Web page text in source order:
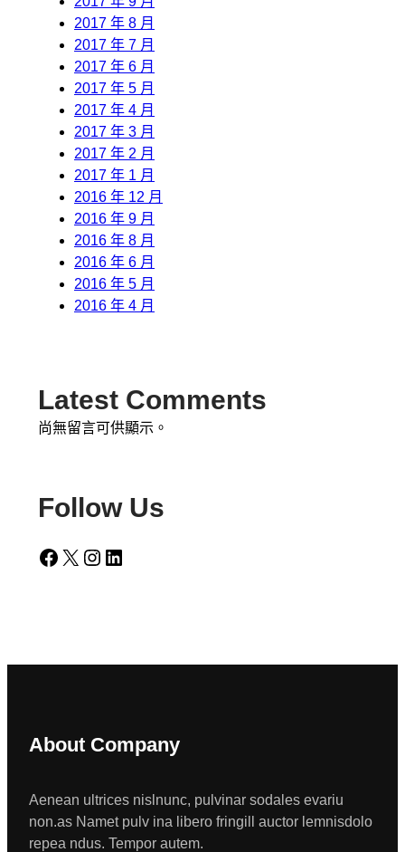
2017 年 8 月
2017 年 7 月
2017 年 6 月
2017 年 5 月
2017 年 4 月
2017 年 3 月
2017 年 2 月
2017 年 1 月
2016 年 12 月
2016 年 9 月
2016 年 8 月
2016 年 6 月
2016 年 5 月
2016 年 4 月
Latest Comments
尚無留言可供顯示。
Follow Us
Facebook X Instagram LinkedIn
About Company
Aenean ultrices nislnunc, pulvinar sodales evariu
non.as Namet pulv ina libero fringill auctor lemnisdolo
repea ndus. Tempor autem.